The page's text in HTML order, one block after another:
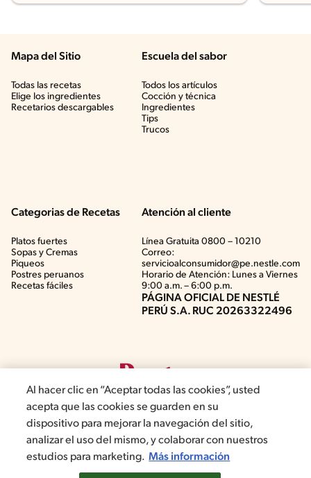
Mapa del Sitio
Todas las recetas
Elige los ingredientes
Recetarios descargables
Escuela del sabor
Todos los artículos
Cocción y técnica
Ingredientes
Tips
Trucos
Categorias de Recetas
Platos fuertes
Sopas y Cremas
Piqueos
Postres peruanos
Recetas fáciles
Atención al cliente
Línea Gratuita 0800 – 10210
Correo:
servicioalconsumidor@pe.nestle.com
Horario de Atención: Lunes a Viernes
9:00 a.m. – 6:00 p.m.
PÁGINA OFICIAL DE NESTLÉ
PERÚ S.A. RUC 20263322496
©2019, Nestlé. Marcas registradas por Société del Produits Nestlé,
S.A. Vevey (Suiza)
Al hacer clic en “Aceptar todas las cookies”, usted
acepta que las cookies se guarden en su
dispositivo para mejorar la navegación del sitio,
analizar el uso del mismo, y colaborar con nuestros
estudios para marketing. Más información